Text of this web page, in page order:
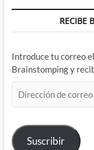
RECIBE
Introduce tu correo
Brainstomping y
de
electrónico
Suscribir